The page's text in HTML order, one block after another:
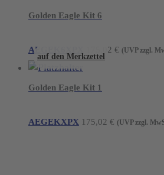
Golden Eagle Kit 6
AEGEK6XPX 175,02 € (UVP zzgl.
auf den Merkzettel
Golden Eagle Kit 1
AEGEKXPX 175,02 € (UVP zzgl.